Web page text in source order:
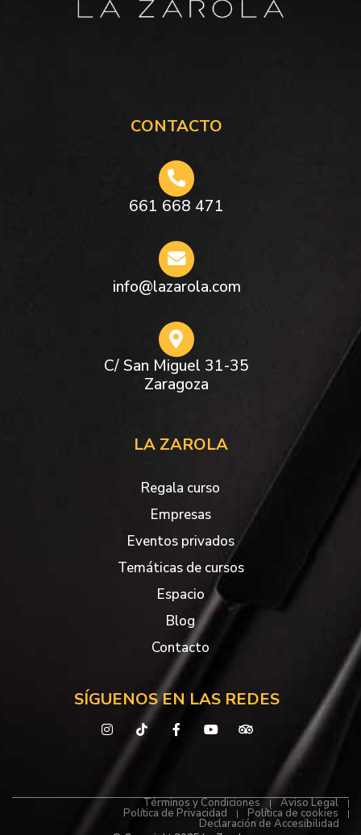
CONTACTO
661 668 471
info@lazarola.com
C/ San Miguel 31-35
Zaragoza
LA ZAROLA
Regala curso
Empresas
Eventos privados
Temáticas de cursos
Espacio
Blog
Contacto
SÍGUENOS EN LAS REDES
Términos y Condiciones Aviso Legal
Política de Privacidad Política de cookies
Declaración de Accesibilidad